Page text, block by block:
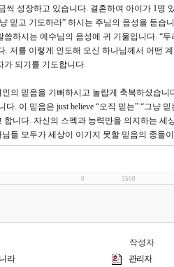
성장하고 있습니다. 결혼하여 아이가 1명
믿고 기도하라” 하시는 주님의 음성을 듣습
하시는 예수님의 음성에 귀 기울입니다. “
. 저를 이렇게 인도해 오신 하나님께서 어떤
가 되기를 기도합니다.
의 믿음을 기뻐하시고 놀랍게 축복하셨습니
. 이 믿음은 just believe “오직 믿는” “그냥
니다. 자신의 스펙과 능력만을 의지하는 세
들 모두가 세상이 이기지 못할 믿음의 종들
0 3500
작성자
라 관리자